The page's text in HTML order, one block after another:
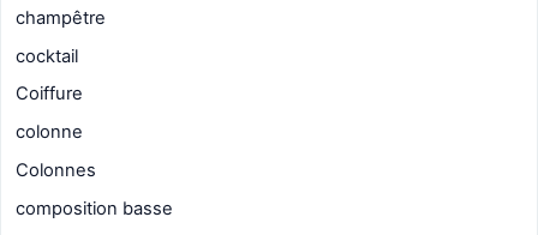
champêtre
cocktail
Coiffure
colonne
Colonnes
composition basse